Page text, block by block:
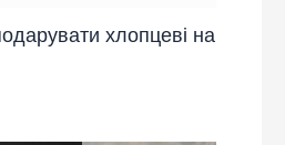
хлопцеві на